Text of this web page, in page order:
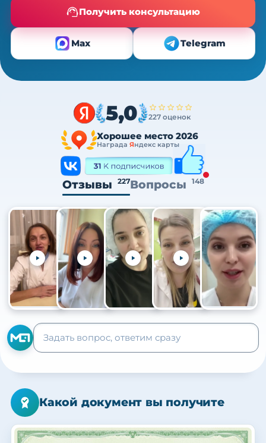
Получить консультацию
Max Telegram
5,0 227 оценок
Хорошее место 2026
Награда Яндекс карты
Отзывы 227Вопросы 148
+105
Какой документ вы получите